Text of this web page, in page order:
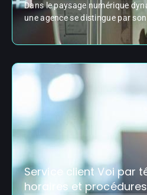
Dans le paysage numérique
une agence se distingue par
Service client Voi par
horaires et